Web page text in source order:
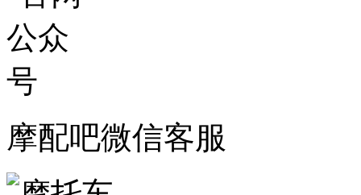
摩配吧微信客服